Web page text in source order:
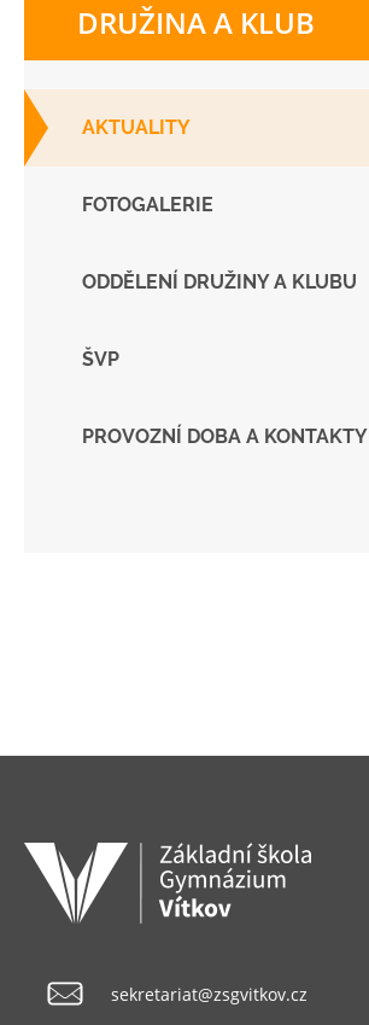
DRUŽINA A KLUB
AKTUALITY
FOTOGALERIE
ODDĚLENÍ DRUŽINY A KLUBU
ŠVP
PROVOZNÍ DOBA A KONTAKTY
sekretariat@zsgvitkov.cz